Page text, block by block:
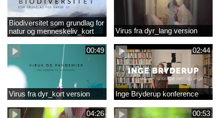
Biodiversitet som grundlag for
natur og menneskeliv_kort
version
Virus fra dyr_lang version
00:49
Virus fra dyr_kort version
02:44
Inge Bryderup konference
04:26 00:53